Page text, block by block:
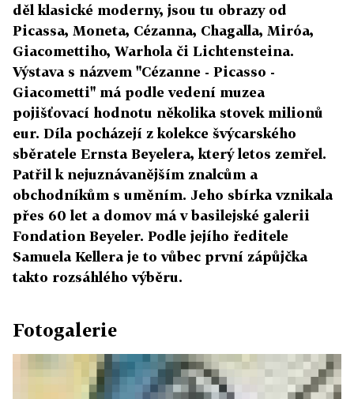
děl klasické moderny, jsou tu obrazy od
Picassa, Moneta, Cézanna, Chagalla, Miróa,
Giacomettiho, Warhola či Lichtensteina.
Výstava s názvem "Cézanne - Picasso -
Giacometti" má podle vedení muzea
pojišťovací hodnotu několika stovek milionů
eur. Díla pocházejí z kolekce švýcarského
sběratele Ernsta Beyelera, který letos zemřel.
Patřil k nejuznávanějším znalcům a
obchodníkům s uměním. Jeho sbírka vznikala
přes 60 let a domov má v basilejské galerii
Fondation Beyeler. Podle jejího ředitele
Samuela Kellera je to vůbec první zápůjčka
takto rozsáhlého výběru.
Fotogalerie